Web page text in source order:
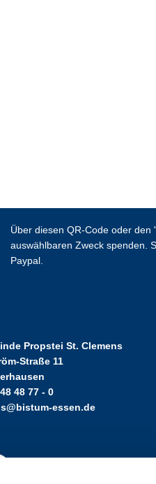
Über diesen QR-Code oder den
auswählbaren Zweck spenden.
Paypal.
Propstei St. Clemens
Straße 11
48 77 - 0
essen.de